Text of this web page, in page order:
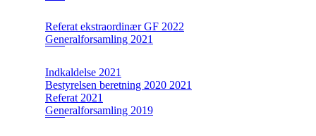
Referat ekstraordinær GF 2022
Generalforsamling 2021
Indkaldelse 2021
Bestyrelsen beretning 2020 2021
Referat 2021
Generalforsamling 2019